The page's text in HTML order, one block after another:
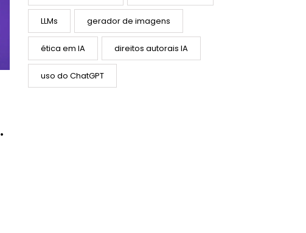
LLMs gerador de imagens
ética em IA direitos autorais IA
uso do ChatGPT